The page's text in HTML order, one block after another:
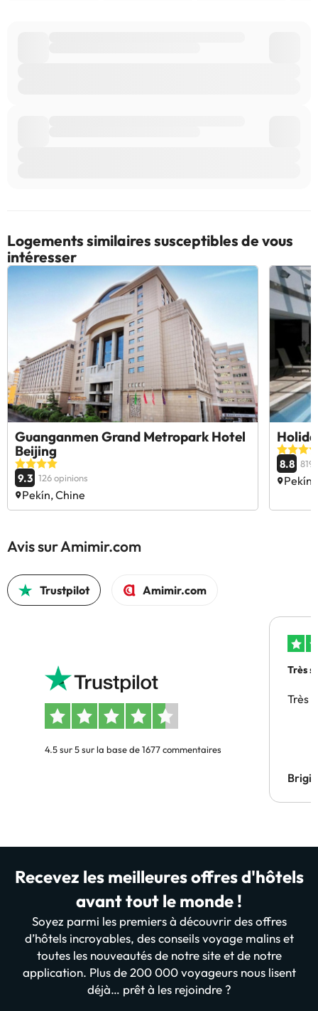
Logements similaires susceptibles de vous
intéresser
Guanganmen Grand Metropark Hotel
Beijing
9.3 126 opinions
Pekín, Chine
8.8 819
Avis sur Amimir.com
Trustpilot Amimir.com
4.5 sur 5 sur la base de 1677 commentaires
Très
Très
Recevez les meilleures offres d'hôtels
avant tout le monde !
Soyez parmi les premiers à découvrir des offres
d’hôtels incroyables, des conseils voyage malins et
toutes les nouveautés de notre site et de notre
application. Plus de 200 000 voyageurs nous lisent
déjà… prêt à les rejoindre ?